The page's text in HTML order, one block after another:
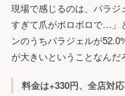
現場で感じるのは、パラ
すぎて爪がボロボロで…」
ンのうちパラジェルが
が大きいということなんだ
料金は+330円、全店対